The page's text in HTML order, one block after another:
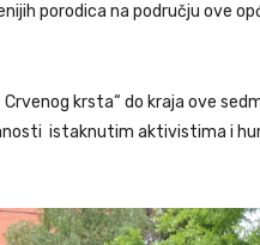
porodica na području ove
Crvenog krsta“ do kraja ove
istaknutim aktivistima i